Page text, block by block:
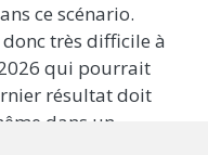
ce scénario.
très difficile à
qui pourrait
résultat doit
dans un
autorités